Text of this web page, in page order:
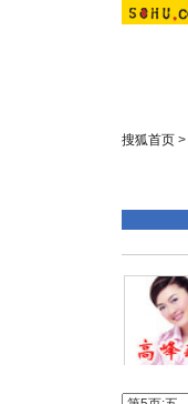
搜狐首页 >